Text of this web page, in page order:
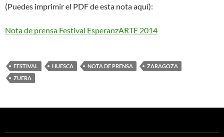
(Puedes imprimir el PDF de esta nota aquí):
Nota de prensa Festival EsperanzARTE 2014
FESTIVAL HUESCA NOTA DE PRENSA
ZARAGOZA
ZUERA